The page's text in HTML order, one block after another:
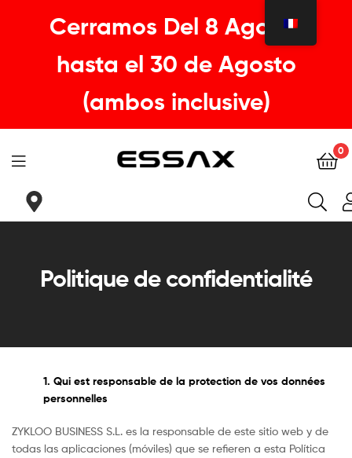
Cerramos Del 8 Agosto
hasta el 30 de Agosto
(ambos inclusive)
|
sillin
necesidad
0
Politique de confidentialité
1. Qui est responsable de la protection de vos données
personnelles
ZYKLOO BUSINESS S.L. es la responsable de este sitio web y de
todas las aplicaciones (móviles) que se refieren a esta Política